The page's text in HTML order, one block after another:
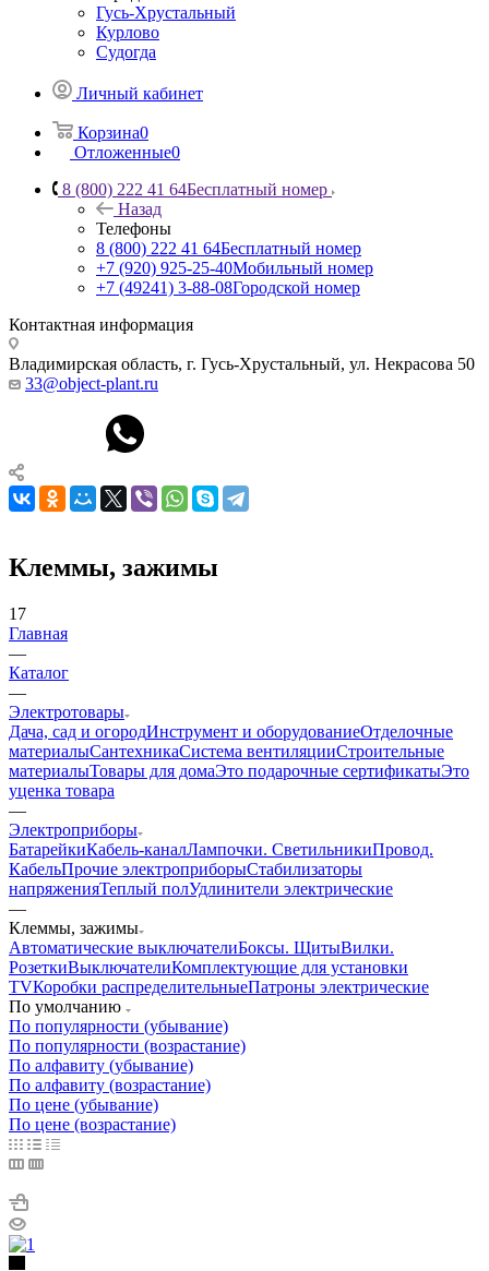
Гусь-Хрустальный
Курлово
Судогда
Личный кабинет
Корзина0
Отложенные0
8 (800) 222 41 64Бесплатный номер
Назад
Телефоны
8 (800) 222 41 64Бесплатный номер
+7 (920) 925-25-40Мобильный номер
+7 (49241) 3-88-08Городской номер
Контактная информация
Владимирская область, г. Гусь-Хрустальный, ул. Некрасова 50
33@object-plant.ru
Клеммы, зажимы
17
Главная
—
Каталог
—
Электротовары
Дача, сад и огородИнструмент и оборудованиеОтделочные
материалыСантехникаСистема вентиляцииСтроительные
материалыТовары для домаЭто подарочные сертификатыЭто
уценка товара
—
Электроприборы
БатарейкиКабель-каналЛампочки. СветильникиПровод.
КабельПрочие электроприборыСтабилизаторы
напряженияТеплый полУдлинители электрические
—
Клеммы, зажимы
Автоматические выключателиБоксы. ЩитыВилки.
РозеткиВыключателиКомплектующие для установки
TVКоробки распределительныеПатроны электрические
По умолчанию
По популярности (убывание)
По популярности (возрастание)
По алфавиту (убывание)
По алфавиту (возрастание)
По цене (убывание)
По цене (возрастание)